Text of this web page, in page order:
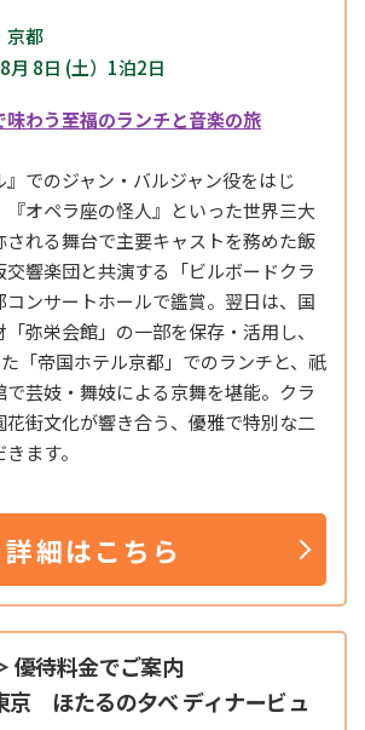
京都
月 8日 (土）1泊2日
わう至福のランチと音楽の旅
』でのジャン・バルジャン役をはじ
『オペラ座の怪人』といった世界三大
される舞台で主要キャストを務めた飯
響楽団と共演する「ビルボードクラ
コンサートホールで鑑賞。翌日は、国
弥栄会館」の一部を保存・活用し、
「帝国ホテル京都」でのランチと、祇
芸妓・舞妓による京舞を堪能。クラ
花街文化が響き合う、優雅で特別な二
ます。
詳細はこちら
優待料金でご案内
京 ほたるの夕べ ディナービュ